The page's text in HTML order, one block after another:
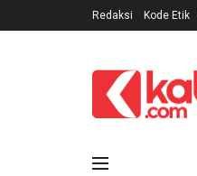
Redaksi Kode Etik